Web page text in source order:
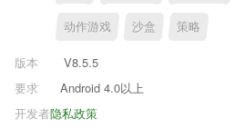
动作游戏 沙盒 策略
版本
V8.5.5
要求
Android 4.0以上
隐私政策
开发者